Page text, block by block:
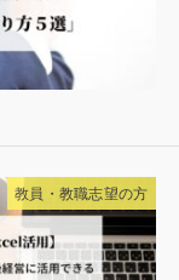
教員・教職志望の方